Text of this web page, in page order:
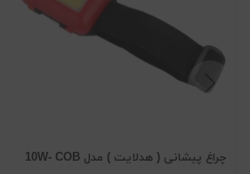
چراغ پیشانی ( هدلایت ) مدل 10W- COB